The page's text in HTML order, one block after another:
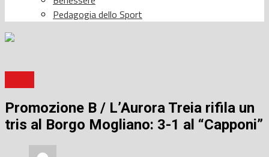
Pedagogia dello Sport
Promozione B / L’Aurora Treia rifila un
tris al Borgo Mogliano: 3-1 al “Capponi”